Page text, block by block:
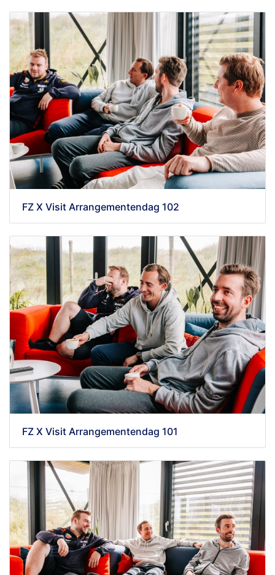
FZ X Visit Arrangementendag 102
FZ X Visit Arrangementendag 101